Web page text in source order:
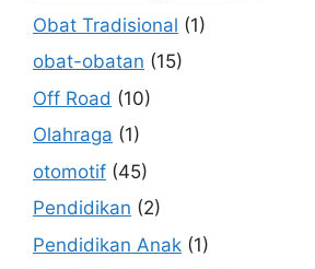
Obat Tradisional (1)
obat-obatan (15)
Off Road (10)
Olahraga (1)
otomotif (45)
Pendidikan (2)
Pendidikan Anak (1)